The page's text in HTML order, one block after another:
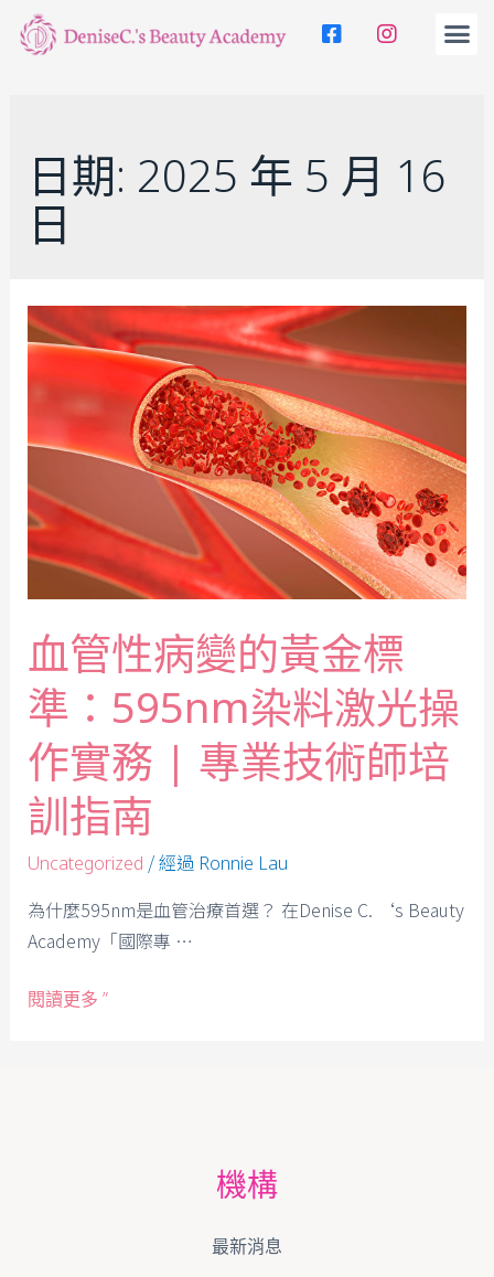
日期: 2025 年 5 月 16
日
血管性病變的黃金標
準：595nm染料激光操
作實務 | 專業技術師培
訓指南
Uncategorized / 經過 Ronnie Lau
為什麼595nm是血管治療首選？ 在Denise C. ‘s Beauty
Academy「國際專 …
閱讀更多 ”
機構
最新消息